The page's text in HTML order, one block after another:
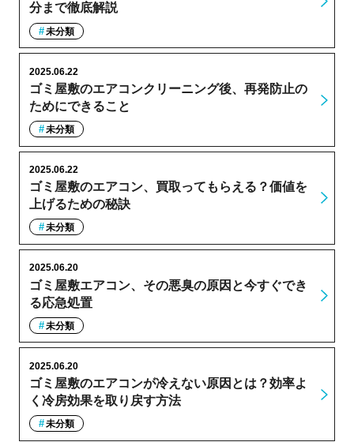
分まで徹底解説
未分類
ゴミ屋敷のエアコンクリーニング後、再発防止の
ためにできること
2025.06.22
未分類
ゴミ屋敷のエアコン、買取ってもらえる？価値を
上げるための秘訣
2025.06.22
未分類
ゴミ屋敷エアコン、その悪臭の原因と今すぐでき
る応急処置
2025.06.20
未分類
ゴミ屋敷のエアコンが冷えない原因とは？効率よ
く冷房効果を取り戻す方法
2025.06.20
未分類